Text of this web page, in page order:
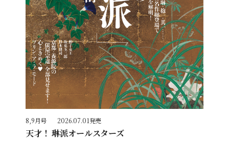
8,9月号 2026.07.01発売
天才！ 琳派オールスターズ